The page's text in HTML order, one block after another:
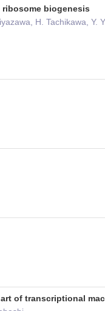
biogenesis
H. Tachikawa, Y.
of transcriptional